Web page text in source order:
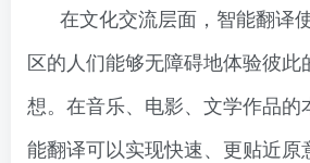
在文化交流层面，智能翻译
区的人们能够无障碍地体验彼此
想。在音乐、电影、文学作品的
能翻译可以实现快速、更贴近原